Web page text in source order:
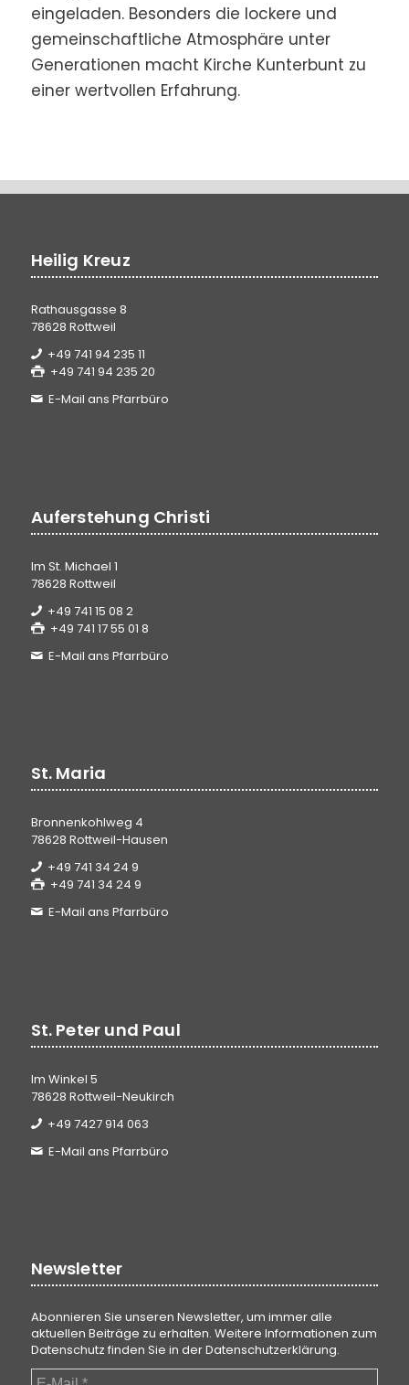
eingeladen. Besonders die lockere und
gemeinschaftliche Atmosphäre unter
Generationen macht Kirche Kunterbunt zu
einer wertvollen Erfahrung.
Heilig Kreuz
Rathausgasse 8
78628 Rottweil
+49 741 94 235 11
+49 741 94 235 20
E-Mail ans Pfarrbüro
Auferstehung Christi
Im St. Michael 1
78628 Rottweil
+49 741 15 08 2
+49 741 17 55 01 8
E-Mail ans Pfarrbüro
St. Maria
Bronnenkohlweg 4
78628 Rottweil-Hausen
+49 741 34 24 9
+49 741 34 24 9
E-Mail ans Pfarrbüro
St. Peter und Paul
Im Winkel 5
78628 Rottweil-Neukirch
+49 7427 914 063
E-Mail ans Pfarrbüro
Newsletter
Abonnieren Sie unseren Newsletter, um immer alle
aktuellen Beiträge zu erhalten. Weitere Informationen zum
Datenschutz finden Sie in derDatenschutzerklärung.